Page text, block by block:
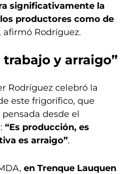
significativamente la
productores como de
afirmó Rodríguez.
y arraigo”
Rodríguez celebró la
este frigorífico, que
desde el
“Es producción, es
es arraigo”.
en Trenque Lauquen